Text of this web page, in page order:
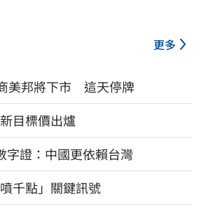
更多
美邦將下市 這天停牌
目標價出爐
字證：中國更依賴台灣
千點」關鍵訊號